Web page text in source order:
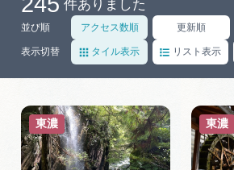
岐阜県まるごと観光エリアガ
岐阜県観光データベース
旅行会社・観光事業者の
件ありました
並び順 アクセス数順 更新順
表示切替 タイル表示 リスト表示
東濃 東濃